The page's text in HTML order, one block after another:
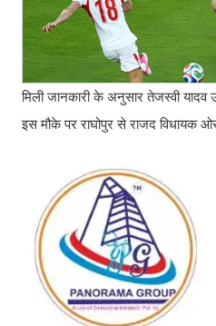
मिली जानकारी के अनुसार तेजस्वी यादव
इस मौके पर राघोपुर से राजद विधायक